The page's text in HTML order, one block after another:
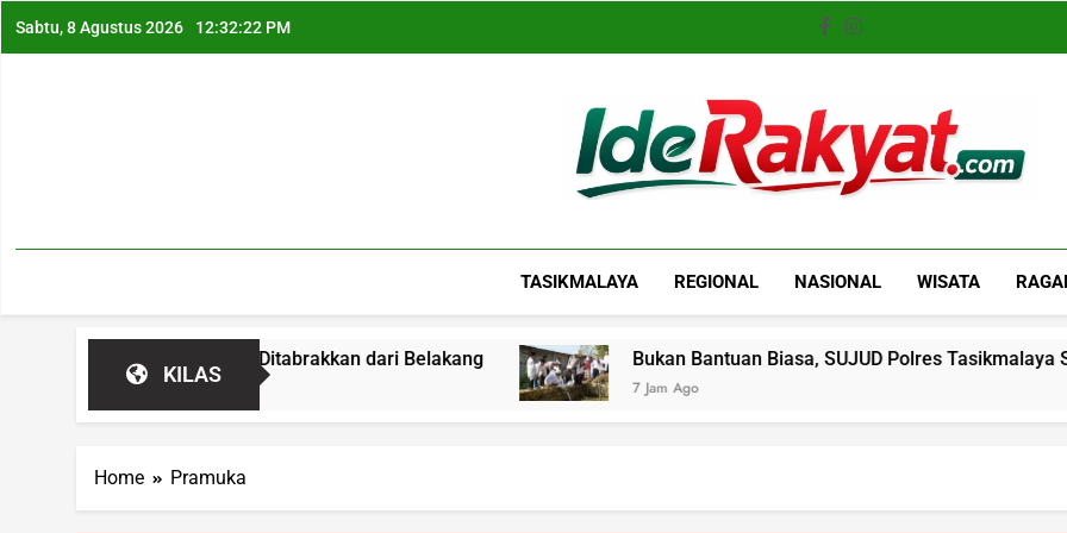
Sabtu, 8 Agustus 2026 12:32:23 PM
Iderakyat.com
TASIKMALAYA REGIONAL NASIONAL WISATA
KILAS
Mobil Ditabrakkan dari Belakang Bukan Bantuan Biasa, SUJUD Polres Tasikmalaya Siapkan
7 Jam Ago
Home Pramuka